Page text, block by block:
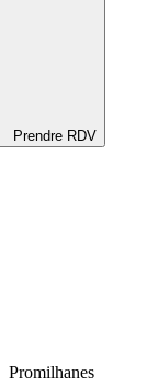
Prendre RDV
Promilhanes